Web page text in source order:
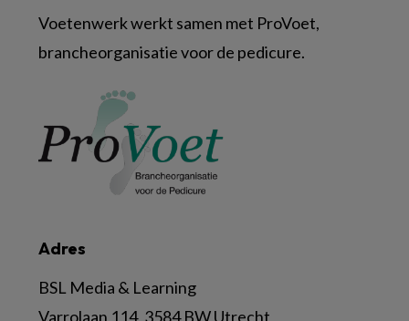
Adres
BSL Media & Learning
Varrolaan 114, 3584 BW Utrecht
Voetenwerk werkt samen met ProVoet,
brancheorganisatie voor de pedicure.